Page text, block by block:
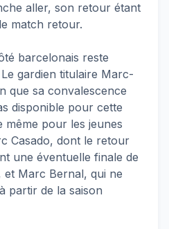
aller, son retour étant
match retour.
barcelonais reste
gardien titulaire Marc-
que sa convalescence
disponible pour cette
même pour les jeunes
Casado, dont le retour
une éventuelle finale de
et Marc Bernal, qui ne
partir de la saison